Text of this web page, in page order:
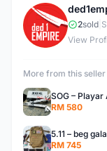
D 2sold
View
More from this seller
SOG –
RM 580
5.11 – beg
RM 745